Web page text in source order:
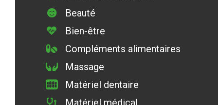
Beauté
Bien-être
Compléments alimentaires
Massage
Matériel dentaire
Matériel médical